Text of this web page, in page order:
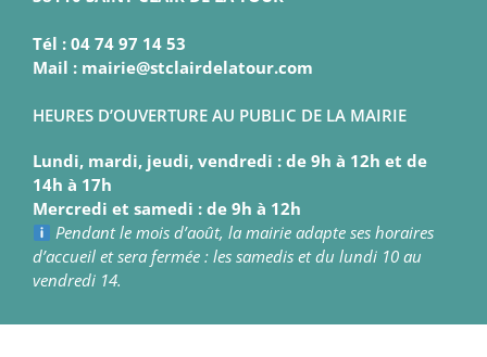
Tél : 04 74 97 14 53
Mail : mairie@stclairdelatour.com
HEURES D’OUVERTURE AU PUBLIC DE LA MAIRIE
Lundi, mardi, jeudi, vendredi : de 9h à 12h et de
14h à 17h
Mercredi et samedi : de 9h à 12h
Pendant le mois d’août, la mairie adapte ses horaires
d’accueil et sera fermée : les samedis et du lundi 10 au
vendredi 14.